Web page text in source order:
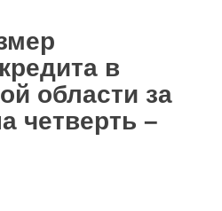
в
области за
четверть –